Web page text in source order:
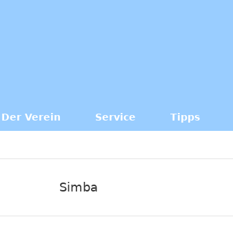
Der Verein Service Tipps
Simba